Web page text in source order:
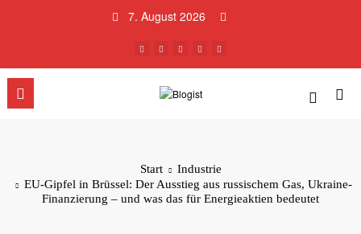
7. August 2026
Start
Industrie
EU-Gipfel in Brüssel: Der Ausstieg aus russischem Gas, Ukraine-
Finanzierung – und was das für Energieaktien bedeutet